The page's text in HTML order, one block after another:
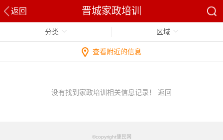
返回 晋城家政培训
分类 区域
查看附近的信息
没有找到家政培训相关信息记录！ 返回
©copyright便民网